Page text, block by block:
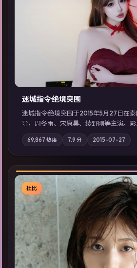
▶
迷城指令·绝境突围
迷城指令·绝境突围于2015年5月27日在
导，周冬雨、宋康昊、绫野刚等主演。影
记忆碎片重组后，主角发现自己从未活过
配乐强化地域气质；站内亦可通过「国产
线看」延展检索同类型高分佳作，畅享
69,867 热度 7.9 分 2015-07-27
杜比